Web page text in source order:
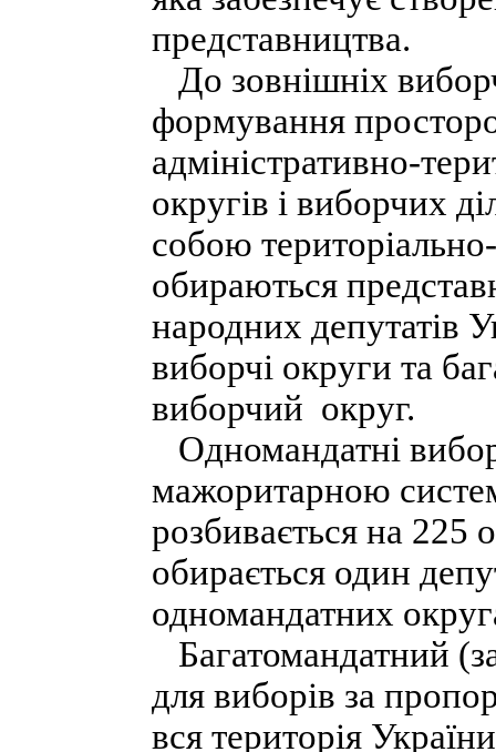
представництва.
До зовнішніх
формування
адміністративно-
округів і виборчих
собою
обираються
народних депутатів
виборчі округи та
виборчий округ.
Одномандатні
мажоритарною
розбивається на 225
обирається один
одномандатних
Багатомандатний
для виборів за
вся територія